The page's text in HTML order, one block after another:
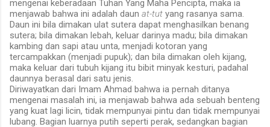
mengenai keberadaan Tuhan Yang Maha Pencipta, maka ia
menjawab bahwa ini adalah daun at-tut yang rasanya sama.
Daun ini bila dimakan ulat sutera dapat menghasilkan benang
sutera; bila dimakan lebah, keluar darinya madu; bila dimakan
kambing dan sapi atau unta, menjadi kotoran yang
tercampakkan (menjadi pupuk); dan bila dimakan oleh kijang,
maka keluar dari tubuh kijang itu bibit minyak kesturi, padahal
daunnya berasal dari satu jenis.
Diriwayatkan dari Imam Ahmad bahwa ia pernah ditanya
mengenai masalah ini, ia menjawab bahwa ada sebuah benteng
yang kuat lagi licin, tidak mempunyai pintu dan tidak mempunyai
lubang. Bagian luarnya putih seperti perak, sedangkan bagian